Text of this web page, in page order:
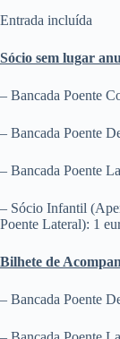
Entrada incluída
Sócio sem lugar
– Bancada Poente
– Bancada Poente
– Bancada Poente
– Sócio Infantil
Poente Lateral): 1
Bilhete de
– Bancada Poente